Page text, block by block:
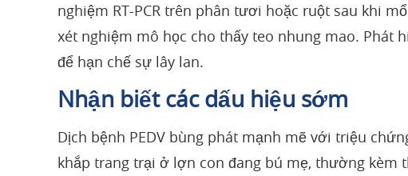
nghiệm RT-PCR trên phân tươi hoặc ruột sau khi
xét nghiệm mô học cho thấy teo nhung mao. Phát
để hạn chế sự lây lan.
Nhận biết các dấu hiệu sớm
Dịch bệnh PEDV bùng phát mạnh mẽ với triệu
khắp trang trại ở lợn con đang bú mẹ, thường kèm